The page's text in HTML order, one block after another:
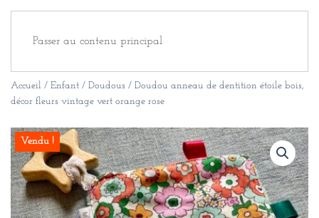
Passer au contenu principal
Accueil / Enfant / Doudous / Doudou anneau de dentition étoile bois,
décor fleurs vintage vert orange rose
Vendu !